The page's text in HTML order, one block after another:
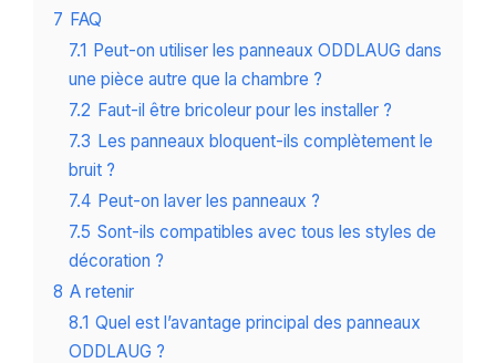
7 FAQ
7.1 Peut-on utiliser les panneaux ODDLAUG dans
une pièce autre que la chambre ?
7.2 Faut-il être bricoleur pour les installer ?
7.3 Les panneaux bloquent-ils complètement le
bruit ?
7.4 Peut-on laver les panneaux ?
7.5 Sont-ils compatibles avec tous les styles de
décoration ?
8 A retenir
8.1 Quel est l’avantage principal des panneaux
ODDLAUG ?